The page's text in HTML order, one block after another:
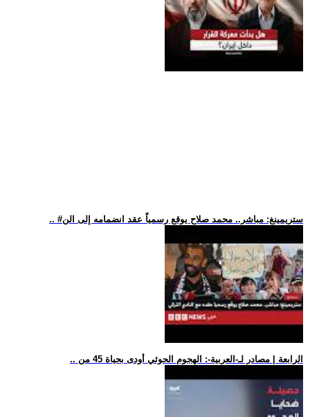
.. #ستريمينغ: مباشر.. محمد صلاح يوقع رسمياً عقد انضمامه إلى الن
.. الرابعة | مصادر لـ-العربية-: الهجوم الحوثي أودى بحياة 45 من